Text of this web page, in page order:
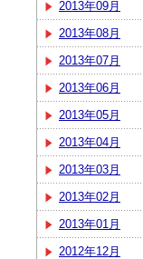
2013年09月
2013年08月
2013年07月
2013年06月
2013年05月
2013年04月
2013年03月
2013年02月
2013年01月
2012年12月